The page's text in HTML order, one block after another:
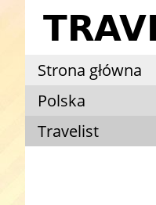
Strona główna
Polska
Travelist